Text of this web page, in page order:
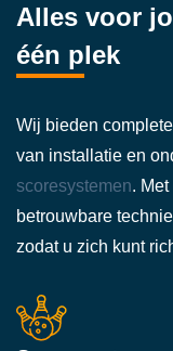
Alles voor
één plek
Wij bieden
van installatie en
scoresystemen.
betrouwbare
zodat u zich kunt